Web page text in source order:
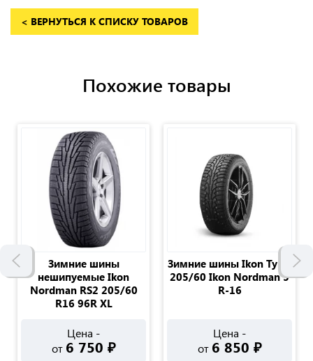
< ВЕРНУТЬСЯ К СПИСКУ ТОВАРОВ
Похожие товары
Зимние шины
нешипуемые Ikon
Nordman RS2 205/60
R16 96R XL
Цена -
от 6 750 ₽
Зимние шины Ikon Tyres
205/60 Ikon Nordman 5
R-16
Цена -
от 6 850 ₽